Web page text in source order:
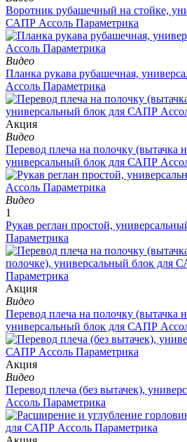
Воротник рубашечный на стойке,
САПР Ассоль Параметрика
Видео
Планка рукава рубашечная,
Ассоль Параметрика
Aкция
Видео
Перевод плеча на полочку (вытачка
универсальный блок для САПР
Видео
1
Рукав реглан простой,
Параметрика
Aкция
Видео
Перевод плеча на полочку (вытачка
универсальный блок для САПР
Aкция
Видео
Перевод плеча (без вытачек),
Ассоль Параметрика